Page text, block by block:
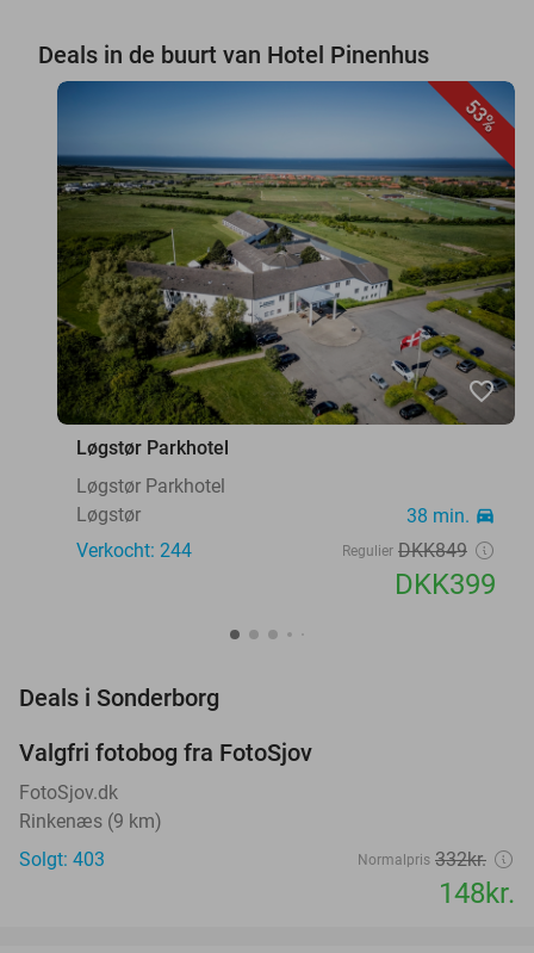
Deals in de buurt van Hotel Pinenhus
53%
favorite_border
Løgstør Parkhotel
Løgstør Parkhotel
Løgstør
38 min. directions_car
Verkocht: 244 Regulier DKK849
DKK399
Deals i Sonderborg
Valgfri fotobog fra FotoSjov
FotoSjov.dk
Rinkenæs (9 km)
Solgt: 403
Normalpris 332kr.
148kr.